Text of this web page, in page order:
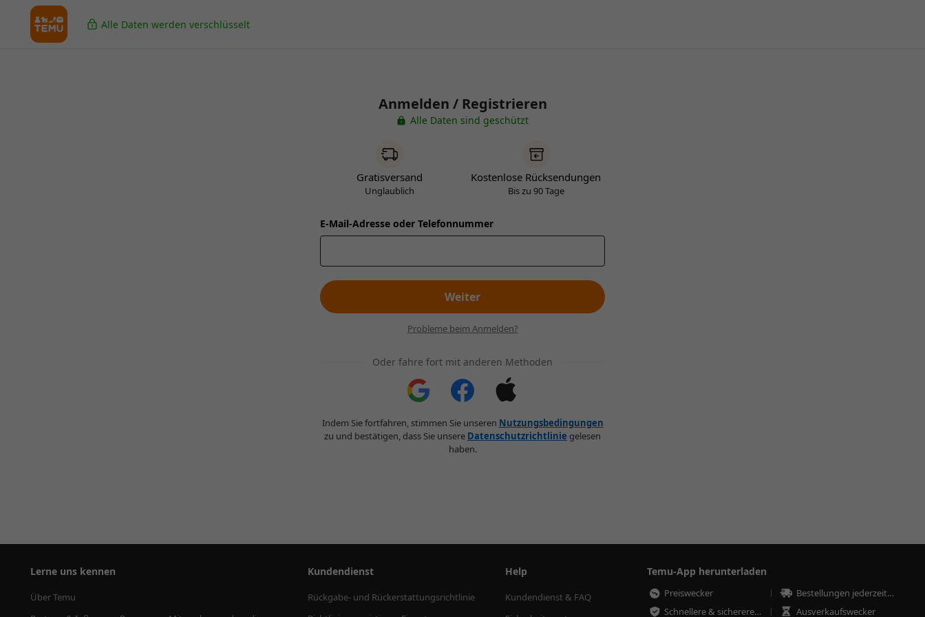
Alle Daten werden verschlüsselt
Anmelden / Registrieren
Alle Daten sind geschützt
Gratisversand
Unglaublich
Kostenlose Rücksendungen
Bis zu 90 Tage
E-Mail-Adresse oder Telefonnummer
Weiter
Probleme beim Anmelden?
Oder fahre fort mit anderen Methoden
Indem Sie fortfahren, stimmen Sie unseren Nutzungsbedingungen
zu und bestätigen, dass Sie unsere Datenschutzrichtlinie gelesen
haben.
Lerne uns kennen
Über Temu
Kundendienst
Rückgabe- und Rückerstattungsrichtlinie
Help
Kundendienst & FAQ
Temu-App herunterladen
Preiswecker
Bestellungen jederzeit nachverfolgen
Schnellere & sicherere Bestellungen
Ausverkaufswecker